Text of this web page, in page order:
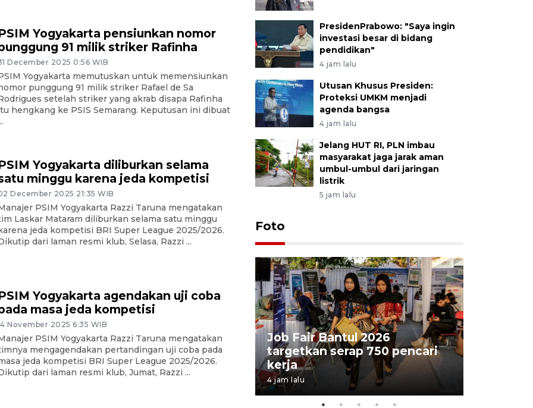
Yogyakarta pensiunkan nomor
91 milik striker Rafinha
December 2025 0:56 WIB
Yogyakarta memutuskan untuk memensiunkan
punggung 91 milik striker Rafael de Sa
setelah striker yang akrab disapa Rafinha
hengkang ke PSIS Semarang. Keputusan ini dibuat
Yogyakarta diliburkan selama
minggu karena jeda kompetisi
December 2025 21:35 WIB
PSIM Yogyakarta Razzi Taruna mengatakan
Laskar Mataram diliburkan selama satu minggu
jeda kompetisi BRI Super League 2025/2026.
dari laman resmi klub, Selasa, Razzi ...
Yogyakarta agendakan uji coba
masa jeda kompetisi
November 2025 6:35 WIB
PSIM Yogyakarta Razzi Taruna mengatakan
mengagendakan pertandingan uji coba pada
jeda kompetisi BRI Super League 2025/2026.
dari laman resmi klub, Jumat, Razzi ...
PresidenPrabowo: "Saya ingin
investasi besar di bidang
pendidikan"
4 jam lalu
Utusan Khusus Presiden:
Proteksi UMKM menjadi
agenda bangsa
4 jam lalu
Jelang HUT RI, PLN imbau
masyarakat jaga jarak aman
umbul-umbul dari jaringan
listrik
5 jam lalu
Foto
Pameran seni rupa karya
seniman neurodivergen
Job Fair Bantul 2026
targetkan serap 750 pencari
kerja
4 jam lalu